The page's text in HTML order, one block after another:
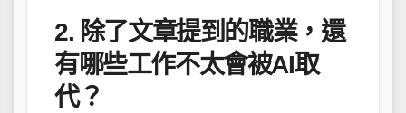
2. 除了文章提到的職業，還
有哪些工作不太會被AI取
代？